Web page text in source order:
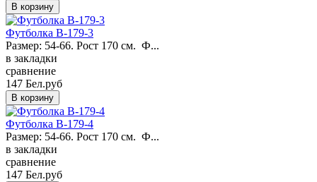
Футболка B-179-3
Размер: 54-66. Рост 170 см. Ф...
в закладки
сравнение
147 Бел.руб
Футболка B-179-4
Размер: 54-66. Рост 170 см. Ф...
в закладки
сравнение
147 Бел.руб